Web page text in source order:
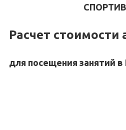
Расчет стоимости
для посещения занятий